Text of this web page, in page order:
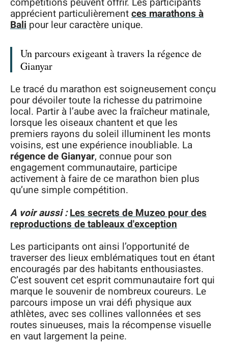
apprécient particulièrementces marathons à
Bali pour leur caractère unique.
Un parcours exigeant à travers la régence de
Gianyar
Le tracé du marathon est soigneusement conçu
pour dévoiler toute la richesse du patrimoine
local. Partir à l’aube avec la fraîcheur matinale,
lorsque les oiseaux chantent et que les
premiers rayons du soleil illuminent les monts
voisins, est une expérience inoubliable. La
régence de Gianyar, connue pour son
engagement communautaire, participe
activement à faire de ce marathon bien plus
qu’une simple compétition.
A voir aussi : Les secrets de Muzeo pour des
reproductions de tableaux d'exception
Les participants ont ainsi l’opportunité de
traverser des lieux emblématiques tout en étant
encouragés par des habitants enthousiastes.
C’est souvent cet esprit communautaire fort qui
marque le souvenir de nombreux coureurs. Le
parcours impose un vrai défi physique aux
athlètes, avec ses collines vallonnées et ses
routes sinueuses, mais la récompense visuelle
en vaut largement la peine.